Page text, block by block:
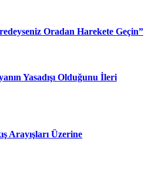
Oradan Harekete Geçin”
Yasadışı Olduğunu İleri
Arayışları Üzerine